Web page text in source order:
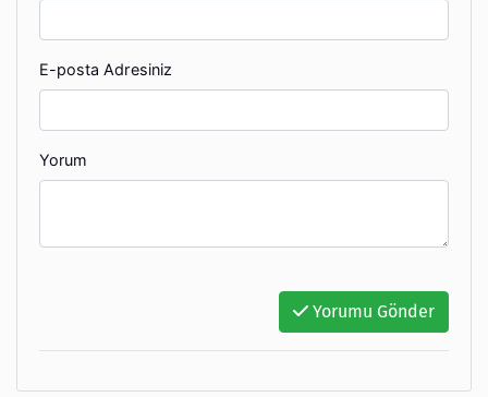
E-posta Adresiniz
Yorum
Yorumu Gönder